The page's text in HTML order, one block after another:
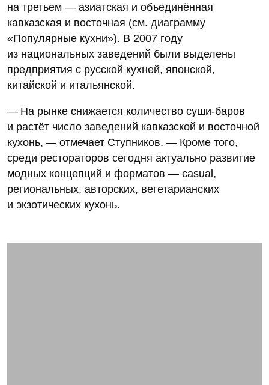
на третьем — азиатская и объединённая
кавказская и восточная (см. диаграмму
«Популярные кухни»). В 2007 году
из национальных заведений были выделены
предприятия с русской кухней, японской,
китайской и итальянской.
— На рынке снижается количество суши-баров
и растёт число заведений кавказской и восточной
кухонь, — отмечает Ступников. — Кроме того,
среди рестораторов сегодня актуально развитие
модных концепций и форматов — casual,
региональных, авторских, вегетарианских
и экзотических кухонь.